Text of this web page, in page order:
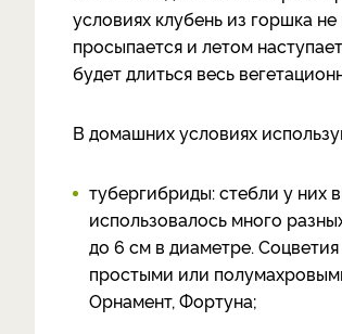
условиях клубень из горшка
просыпается и летом
будет длиться весь
В домашних условиях
тубергибриды: стебли у них
использовалось много
до 6 см в диаметре.
простыми или
Орнамент, Фортуна;